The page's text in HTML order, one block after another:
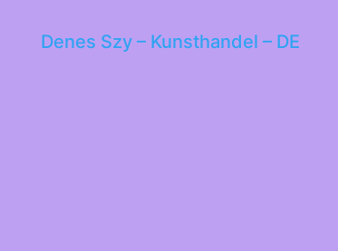
Denes Szy – Kunsthandel – DE